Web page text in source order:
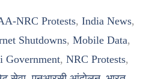
NRC Protests, India News,
Shutdowns, Mobile Data,
Government, NRC Protests,